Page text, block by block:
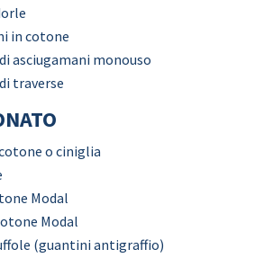
in cotone
asciugamani monouso
traverse
o ciniglia
Modal
Modal
(guantini antigraffio)